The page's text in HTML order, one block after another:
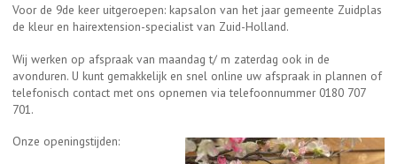
Voor de 9de keer uitgeroepen: kapsalon van het jaar gemeente Zuidplas
de kleur en hairextension-specialist van Zuid-Holland.
Wij werken op afspraak van maandag t/ m zaterdag ook in de
avonduren. U kunt gemakkelijk en snel online uw afspraak in plannen of
telefonisch contact met ons opnemen via telefoonnummer 0180 707
701.
Onze openingstijden: